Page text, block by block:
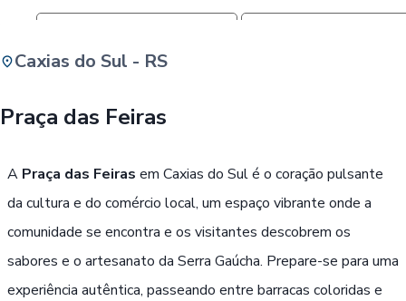
Caxias do Sul - RS
Praça das Feiras
A Praça das Feiras em Caxias do Sul é o coração pulsante
da cultura e do comércio local, um espaço vibrante onde a
comunidade se encontra e os visitantes descobrem os
sabores e o artesanato da Serra Gaúcha. Prepare-se para uma
experiência autêntica, passeando entre barracas coloridas e